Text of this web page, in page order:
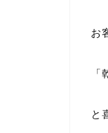
お
と